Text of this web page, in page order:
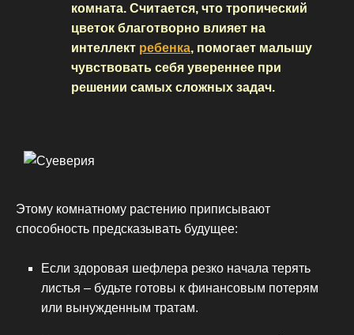
комната. Считается, что тропический
цветок благотворно влияет на
интеллект ребенка, помогает малышу
чувствовать себя увереннее при
решении самых сложных задач.
Этому комнатному растению приписывают
способность предсказывать будущее:
Если здоровая шефлера резко начала терять
листья – будьте готовы к финансовым потерям
или вынужденным тратам.